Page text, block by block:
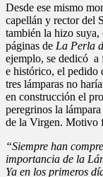
Desde ese mismo
capellán y rector del
también la hizo suya,
páginas de La Perla
ejemplo, se dedicó a
e histórico, el pedido
tres lámparas no
en construcción el
peregrinos la
de la Virgen. Motivo
“Siempre han
importancia de la
Ya en los primeros